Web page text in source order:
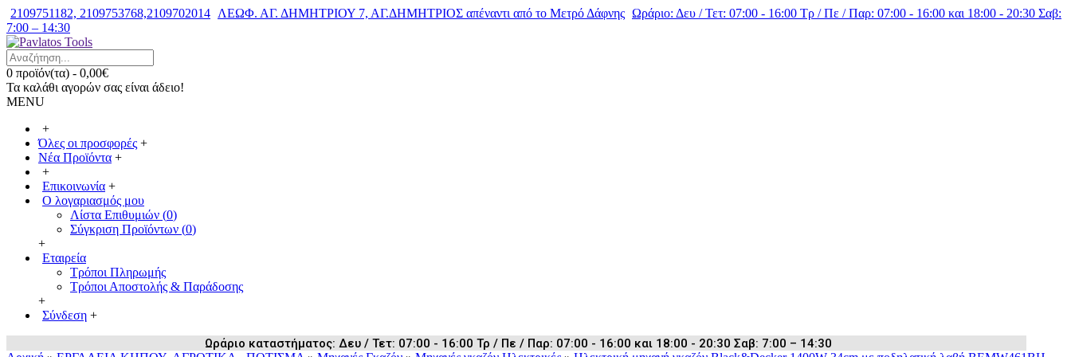
2109751182, 2109753768,2109702014 ΛΕΩΦ. ΑΓ. ΔΗΜΗΤΡΙΟΥ 7, ΑΓ.ΔΗΜΗΤΡΙΟΣ απέναντι από το Μετρό Δάφνης Ωράριο: Δευ / Τετ: 07:00 - 16:00 Τρ / Πε / Παρ: 07:00 - 16:00 και 18:00 - 20:30 Σαβ:
7:00 – 14:30
0 προϊόν(τα) - 0,00€
Τα καλάθι αγορών σας είναι άδειο!
MENU
+
Όλες οι προσφορές +
Νέα Προϊόντα +
+
Επικοινωνία +
Ο λογαριασμός μου
Λίστα Επιθυμιών (0)
Σύγκριση Προϊόντων (0)
+
Εταιρεία
Τρόποι Πληρωμής
Τρόποι Αποστολής & Παράδοσης
+
Σύνδεση +
Ωράριο καταστήματος: Δευ / Τετ: 07:00 - 16:00 Τρ / Πε / Παρ: 07:00 - 16:00 και 18:00 - 20:30 Σαβ: 7:00 – 14:30